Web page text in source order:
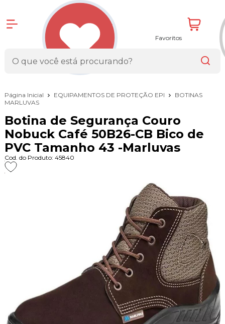
Favoritos
Página Inicial EQUIPAMENTOS DE PROTEÇÃO EPI
BOTINAS
MARLUVAS
Botina de Segurança Couro
Nobuck Café 50B26-CB Bico de
PVC Tamanho 43 -Marluvas
Cod. do Produto: 45840